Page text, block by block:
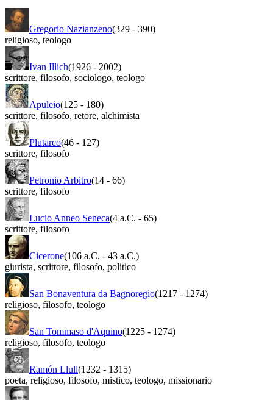
Gregorio Nazianzeno(329 - 390)
religioso, teologo
Ivan Illich(1926 - 2002)
scrittore, filosofo, sociologo, teologo
Apuleio(125 - 180)
scrittore, filosofo, retore, alchimista
Plutarco(46 - 127)
scrittore, filosofo
Petronio Arbitro(14 - 66)
scrittore, filosofo
Lucio Anneo Seneca(4 a.C. - 65)
scrittore, filosofo
Cicerone(106 a.C. - 43 a.C.)
giurista, scrittore, filosofo, politico
San Bonaventura da Bagnoregio(1217 - 1274)
religioso, filosofo, teologo
San Tommaso d'Aquino(1225 - 1274)
religioso, filosofo, teologo
Ramón Llull(1232 - 1315)
poeta, religioso, filosofo, mistico, teologo, missionario